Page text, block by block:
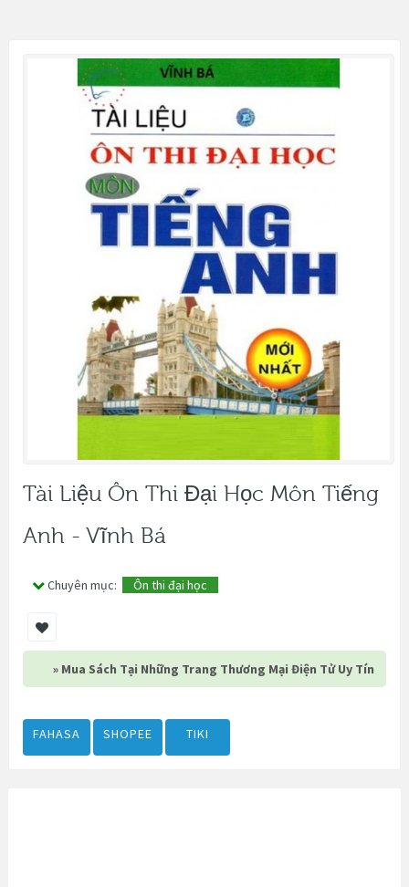
Tài Liệu Ôn Thi Đại Học Môn Tiếng
Anh - Vĩnh Bá
Chuyên mục: Ôn thi đại học
» Mua Sách Tại Những Trang Thương Mại Điện Tử Uy Tín
FAHASA SHOPEE TIKI